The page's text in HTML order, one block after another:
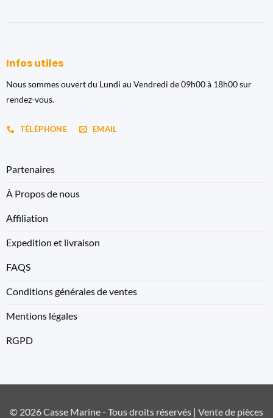
Infos utiles
Nous sommes ouvert du Lundi au Vendredi de 09h00 à 18h00 sur
rendez-vous.
TÉLÉPHONE EMAIL
Partenaires
À Propos de nous
Affiliation
Expedition et livraison
FAQS
Conditions générales de ventes
Mentions légales
RGPD
© 2026 Casse Marine - Tous droits réservés | Vente de pièces